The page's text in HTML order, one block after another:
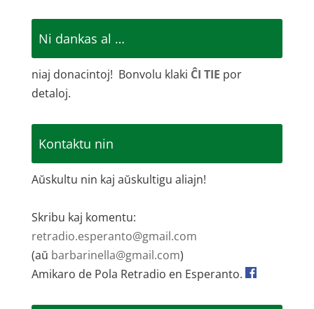
Ni dankas al …
niaj donacintoj! Bonvolu klaki ĈI TIE por
detaloj.
Kontaktu nin
Aŭskultu nin kaj aŭskultigu aliajn!
Skribu kaj komentu:
retradio.esperanto@gmail.com
(aŭ barbarinella@gmail.com)
Amikaro de Pola Retradio en Esperanto.